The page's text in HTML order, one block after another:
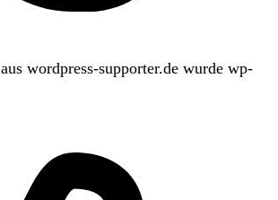
aus wordpress-supporter.de wurde wp-